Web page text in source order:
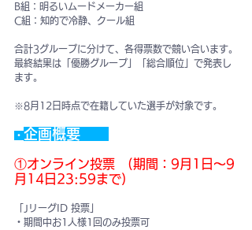
B組：明るいムードメーカー組
C組：知的で冷静、クール組
合計3グループに分けて、各得票数で競い合います。
最終結果は「優勝グループ」「総合順位」で発表し
ます。
※8月12日時点で在籍していた選手が対象です。
・ 企画概要
①オンライン投票　(期間：9月1日～9
月14日23:59まで)
「JリーグID 投票」
・期間中お1人様1回のみ投票可